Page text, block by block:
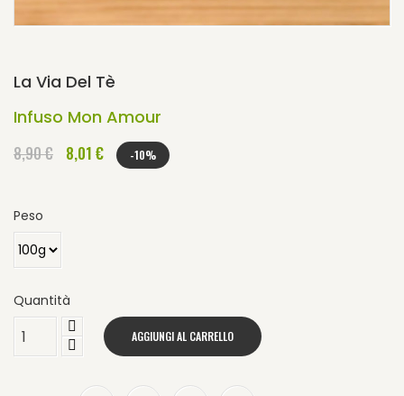
La Via Del Tè
Infuso Mon Amour
8,90 € 8,01 € -10%
Peso
Quantità
AGGIUNGI AL CARRELLO